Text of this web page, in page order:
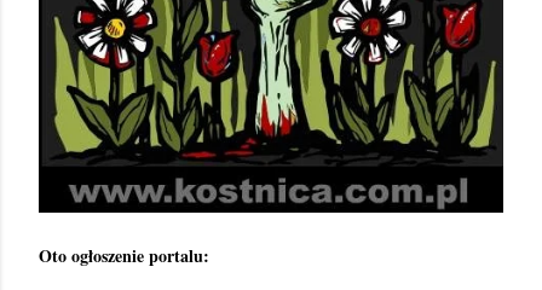
Oto ogłoszenie portalu: